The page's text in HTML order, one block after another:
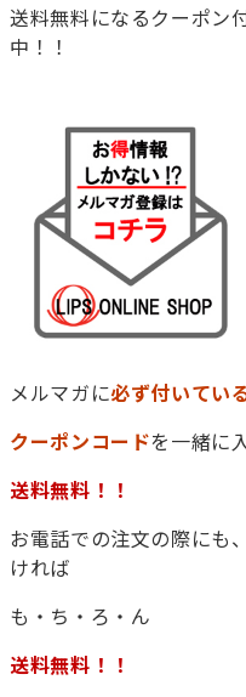
送料無料になるクーポン
中！！
メルマガに必ず付いてい
クーポンコードを一緒に
送料無料！！
お電話での注文の際にも
ければ
も・ち・ろ・ん
送料無料！！